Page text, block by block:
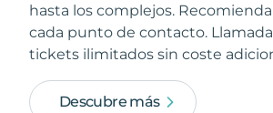
hasta los complejos.
cada punto de contacto.
tickets ilimitados sin coste
Descubre más